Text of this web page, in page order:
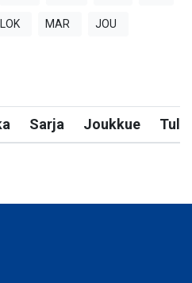
LOK MAR JOU
Sarja Joukkue